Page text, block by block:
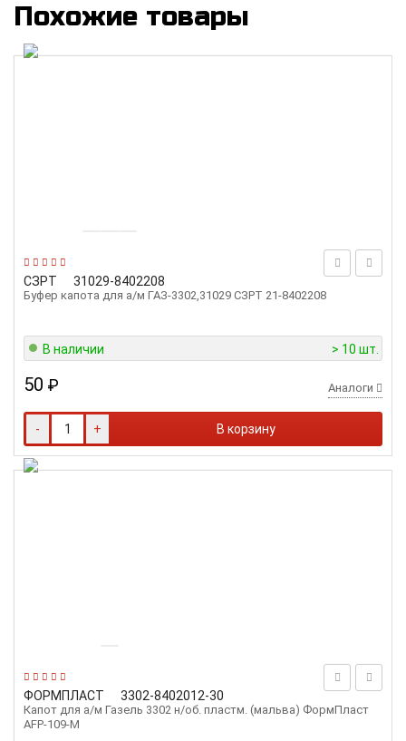
Похожие товары
СЗРТ 31029-8402208
Буфер капота для а/м ГАЗ-3302,31029 СЗРТ 21-8402208
В наличии > 10 шт.
50 ₽ Аналоги
- + В корзину
ФОРМПЛАСТ 3302-8402012-30
Капот для а/м Газель 3302 н/об. пластм. (мальва) ФормПласт
AFP-109-M